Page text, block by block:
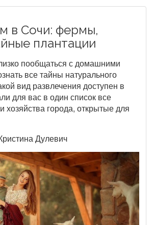
в Сочи: фермы,
плантации
пообщаться с домашними
все тайны натурального
вид развлечения доступен в
для вас в один список все
города, открытые для
Дулевич